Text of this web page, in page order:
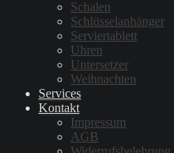
Schalen
Schlüsselanhänger
Serviertablett
Uhren
Untersetzer
Weihnachten
Services
Kontakt
Impressum
AGB